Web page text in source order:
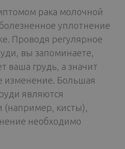
рака молочной
уплотнение
Проводя регулярное
вы запоминаете,
ваша грудь, а значит
изменение. Большая
являются
(например, кисты),
необходимо